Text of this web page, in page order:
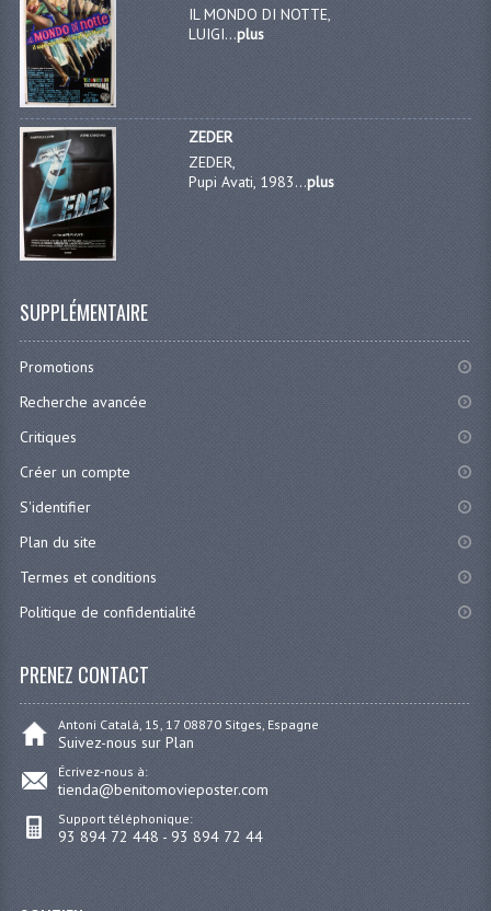
IL MONDO DI NOTTE,
LUIGI...plus
ZEDER
ZEDER,
Pupi Avati, 1983...plus
SUPPLÉMENTAIRE
Promotions
Recherche avancée
Critiques
Créer un compte
S'identifier
Plan du site
Termes et conditions
Politique de confidentialité
PRENEZ CONTACT
Antoni Catalá, 15, 17 08870 Sitges, Espagne
Suivez-nous sur Plan
Écrivez-nous à:
tienda@benitomovieposter.com
Support téléphonique:
93 894 72 448 - 93 894 72 44